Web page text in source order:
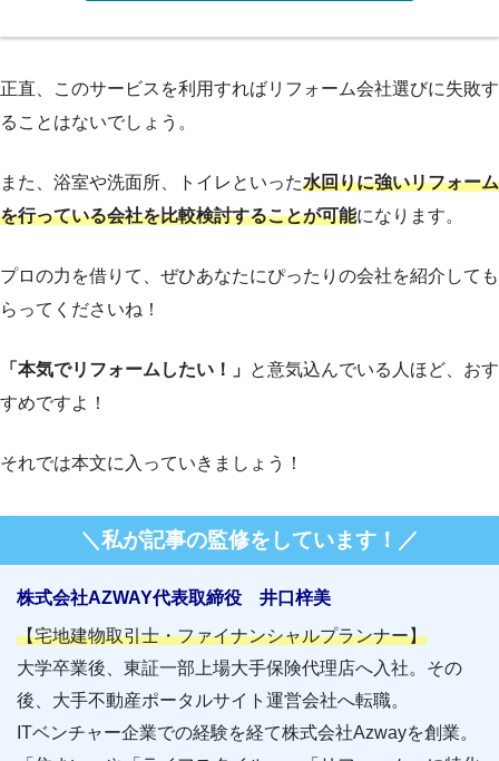
正直、このサービスを利用すればリフォーム会社選びに失敗す
ることはないでしょう。
また、浴室や洗面所、トイレといった水回りに強いリフォーム
を行っている会社を比較検討することが可能になります。
プロの力を借りて、ぜひあなたにぴったりの会社を紹介しても
らってくださいね！
「本気でリフォームしたい！」 と意気込んでいる人ほど、おす
すめですよ！
それでは本文に入っていきましょう！
＼私が記事の監修をしています！／
株式会社AZWAY代表取締役 井口梓美
【宅地建物取引士・ファイナンシャルプランナー】
大学卒業後、東証一部上場大手保険代理店へ入社。その
後、大手不動産ポータルサイト運営会社へ転職。
ITベンチャー企業での経験を経て株式会社Azwayを創業。